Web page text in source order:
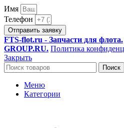
Имя
Телефон
Отправить заявку
FTS-flot.ru - Запчасти для флота.
GROUP.RU. Политика
Закрыть
Поиск
Меню
Категории